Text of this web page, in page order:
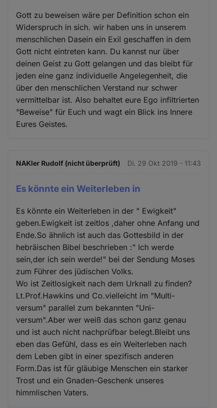
Gott zu beweisen wäre per Definition schon ein
Widerspruch in sich. wir haben uns in unserem
menschlichen Dasein ein Exil geschaffen in dem
Gott nicht eintreten kann. Du kannst nur über
deinen Geist zu Gott gelangen und das bleibt für
jeden eine ganz individuelle Angelegenheit, die
über den menschlichen Verstand nur schwer
vermittelbar ist. Also behaltet eure Ego infiltrierten
"Beweise" für Euch und wagt ein Blick ins Innere
Eures Geistes.
NAKler Rudolf (nicht überprüft) Di. 29 Okt 2019 - 11:43
Es könnte ein Weiterleben in
Es könnte ein Weiterleben in der " Ewigkeit"
geben.Ewigkeit ist zeitlos ,daher ohne Anfang und
Ende.So ähnlich ist auch das Gottesbild in der
hebräischen Bibel beschrieben :" Ich werde
sein,der ich sein werde!" bei der Sendung Moses
zum Führer des jüdischen Volks.
Wo ist Zeitlosigkeit nach dem Urknall zu finden?
Lt.Prof.Hawkins und Co.vielleicht im "Multi-
versum" parallel zum bekannten "Uni-
versum".Aber wer weiß das schon ganz genau
und ist auch nicht nachprüfbar belegt.Bleibt uns
eben das Gefühl, dass es ein Weiterleben nach
dem Leben gibt in einer spezifisch anderen
Form.Das ist für gläubige Menschen ein starker
Trost und ein Gnaden-Geschenk unseres
himmlischen Vaters.